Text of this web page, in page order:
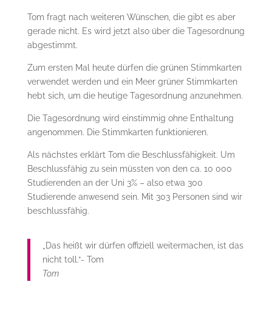
Tom fragt nach weiteren Wünschen, die gibt es aber
gerade nicht. Es wird jetzt also über die Tagesordnung
abgestimmt.
Zum ersten Mal heute dürfen die grünen Stimmkarten
verwendet werden und ein Meer grüner Stimmkarten
hebt sich, um die heutige Tagesordnung anzunehmen.
Die Tagesordnung wird einstimmig ohne Enthaltung
angenommen. Die Stimmkarten funktionieren.
Als nächstes erklärt Tom die Beschlussfähigkeit. Um
Beschlussfähig zu sein müssten von den ca. 10 000
Studierenden an der Uni 3% – also etwa 300
Studierende anwesend sein. Mit 303 Personen sind wir
beschlussfähig.
„Das heißt wir dürfen offiziell weitermachen, ist das
nicht toll.“- Tom
Tom